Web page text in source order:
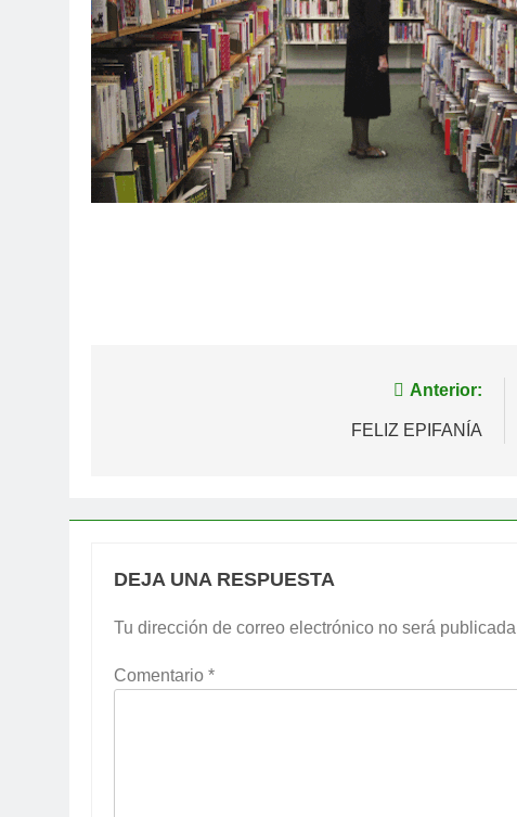
Anterior:
FELIZ EPIFANÍA
DEJA UNA RESPUESTA
Tu dirección de correo electrónico no será
Comentario *